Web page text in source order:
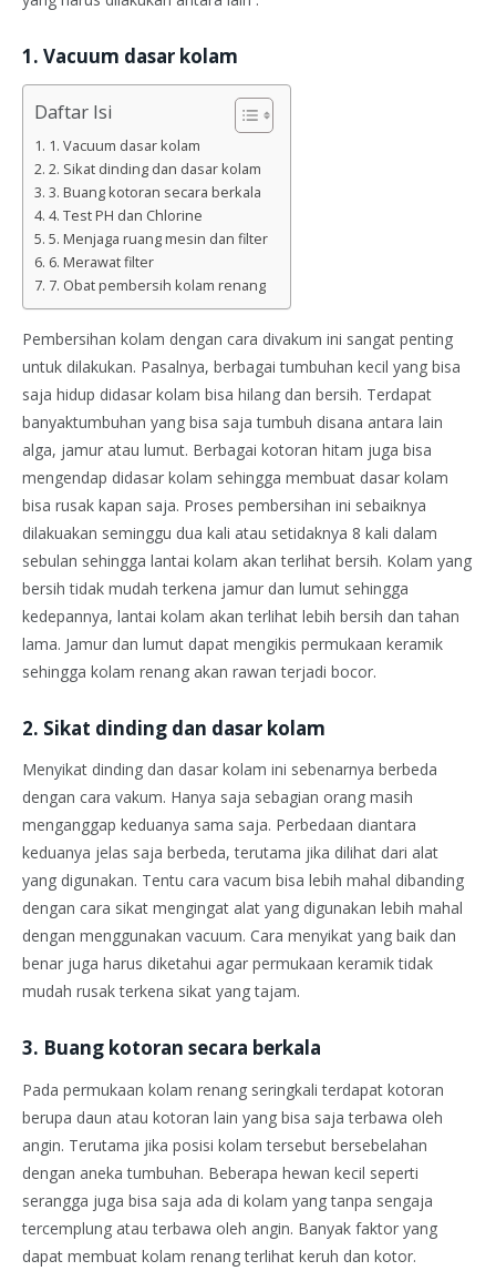
1. Vacuum dasar kolam
Daftar Isi
1. Vacuum dasar kolam
2. Sikat dinding dan dasar kolam
3. Buang kotoran secara berkala
4. Test PH dan Chlorine
5. Menjaga ruang mesin dan filter
6. Merawat filter
7. Obat pembersih kolam renang
Pembersihan kolam dengan cara divakum ini sangat penting
untuk dilakukan. Pasalnya, berbagai tumbuhan kecil yang bisa
saja hidup didasar kolam bisa hilang dan bersih. Terdapat
banyaktumbuhan yang bisa saja tumbuh disana antara lain
alga, jamur atau lumut. Berbagai kotoran hitam juga bisa
mengendap didasar kolam sehingga membuat dasar kolam
bisa rusak kapan saja. Proses pembersihan ini sebaiknya
dilakuakan seminggu dua kali atau setidaknya 8 kali dalam
sebulan sehingga lantai kolam akan terlihat bersih. Kolam yang
bersih tidak mudah terkena jamur dan lumut sehingga
kedepannya, lantai kolam akan terlihat lebih bersih dan tahan
lama. Jamur dan lumut dapat mengikis permukaan keramik
sehingga kolam renang akan rawan terjadi bocor.
2. Sikat dinding dan dasar kolam
Menyikat dinding dan dasar kolam ini sebenarnya berbeda
dengan cara vakum. Hanya saja sebagian orang masih
menganggap keduanya sama saja. Perbedaan diantara
keduanya jelas saja berbeda, terutama jika dilihat dari alat
yang digunakan. Tentu cara vacum bisa lebih mahal dibanding
dengan cara sikat mengingat alat yang digunakan lebih mahal
dengan menggunakan vacuum. Cara menyikat yang baik dan
benar juga harus diketahui agar permukaan keramik tidak
mudah rusak terkena sikat yang tajam.
3. Buang kotoran secara berkala
Pada permukaan kolam renang seringkali terdapat kotoran
berupa daun atau kotoran lain yang bisa saja terbawa oleh
angin. Terutama jika posisi kolam tersebut bersebelahan
dengan aneka tumbuhan. Beberapa hewan kecil seperti
serangga juga bisa saja ada di kolam yang tanpa sengaja
tercemplung atau terbawa oleh angin. Banyak faktor yang
dapat membuat kolam renang terlihat keruh dan kotor.